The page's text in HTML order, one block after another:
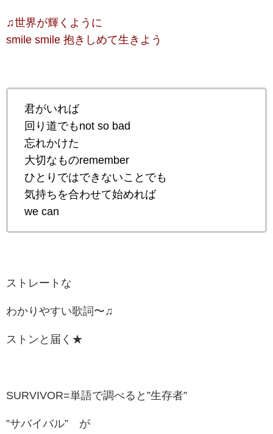
♫世界が輝くように
smile smile 抱きしめて生きよう
君がいれば
回り道でもnot so bad
忘れかけた
大切なものremember
ひとりではできないことでも
気持ちを合わせて始めれば
we can
ストレートな
わかりやすい歌詞〜♫
ストンと届く★
SURVIVOR=単語で調べると”生存者”
”サバイバル” が